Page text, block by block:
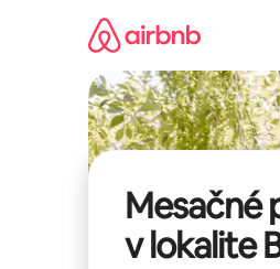
Mesačné
v lokalite